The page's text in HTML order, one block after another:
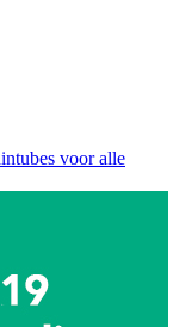
voor alle